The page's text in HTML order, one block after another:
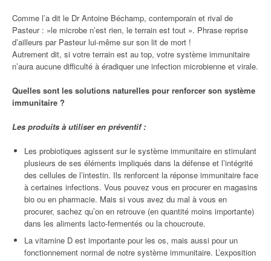
Comme l’a dit le Dr Antoine Béchamp, contemporain et rival de
Pasteur : »le microbe n’est rien, le terrain est tout ». Phrase reprise
d’ailleurs par Pasteur lui-même sur son lit de mort !
Autrement dit, si votre terrain est au top, votre système immunitaire
n’aura aucune difficulté à éradiquer une infection microbienne et virale.
Quelles sont les solutions naturelles pour renforcer son système
immunitaire ?
Les produits à utiliser en préventif :
Les probiotiques agissent sur le système immunitaire en stimulant
plusieurs de ses éléments impliqués dans la défense et l’intégrité
des cellules de l’intestin. Ils renforcent la réponse immunitaire face
à certaines infections. Vous pouvez vous en procurer en magasins
bio ou en pharmacie. Mais si vous avez du mal à vous en
procurer, sachez qu’on en retrouve (en quantité moins importante)
dans les aliments lacto-fermentés ou la choucroute.
La vitamine D est importante pour les os, mais aussi pour un
fonctionnement normal de notre système immunitaire. L’exposition